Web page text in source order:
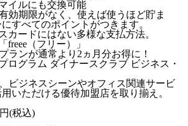
イルにも交換可能
効期限がなく、使えば使うほど貯ま
すべてのポイントがつきます。
カードにはない多様な支払方法。
freee（フリー）」
ランが通常より2ヵ月分お得に！
ログラム ダイナースクラブ ビジネス・
ビジネスシーンやオフィス関連サービ
いただける優待加盟店を取り揃え。
(税込)